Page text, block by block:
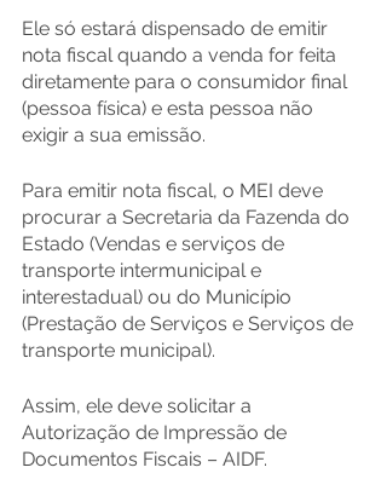
Ele só estará dispensado de emitir
nota fiscal quando a venda for feita
diretamente para o consumidor final
(pessoa física) e esta pessoa não
exigir a sua emissão.
Para emitir nota fiscal, o MEI deve
procurar a Secretaria da Fazenda do
Estado (Vendas e serviços de
transporte intermunicipal e
interestadual) ou do Município
(Prestação de Serviços e Serviços de
transporte municipal).
Assim, ele deve solicitar a
Autorização de Impressão de
Documentos Fiscais – AIDF.